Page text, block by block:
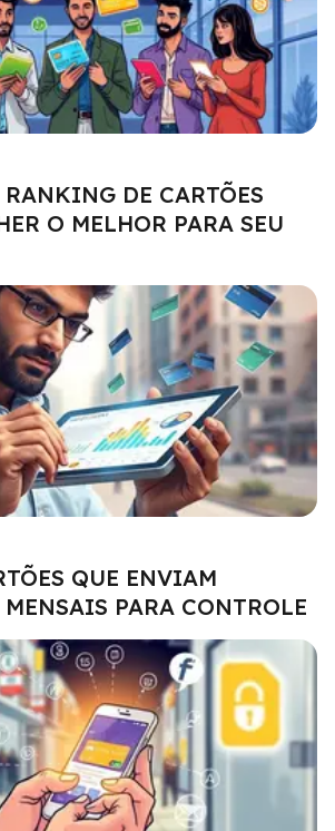
DE CARTÕES
O MELHOR PARA SEU
QUE ENVIAM
PARA CONTROLE